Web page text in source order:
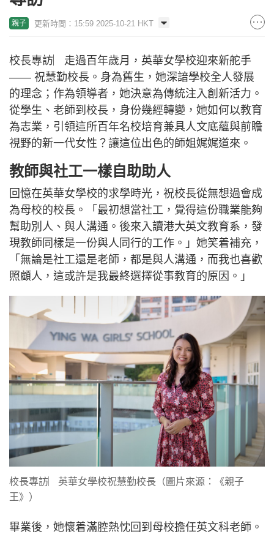
親子 更新時間：15:59 2025-10-21 HKT
校長專訪︳走過百年歲月，英華女學校迎來新舵手
—— 祝慧勤校長。身為舊生，她深諳學校全人發展
的理念；作為領導者，她決意為傳統注入創新活力。
從學生、老師到校長，身份幾經轉變，她如何以教育
為志業，引領這所百年名校培育兼具人文底蘊與前瞻
視野的新一代女性？讓這位出色的師姐娓娓道來。
教師與社工一樣自助助人
回憶在英華女學校的求學時光，祝校長從無想過會成
為母校的校長。「最初想當社工，覺得這份職業能夠
幫助別人、與人溝通。後來入讀港大英文教育系，發
現教師同樣是一份與人同行的工作。」她笑着補充，
「無論是社工還是老師，都是與人溝通，而我也喜歡
照顧人，這或許是我最終選擇從事教育的原因。」
校長專訪︳英華女學校祝慧勤校長（圖片來源：《親子
王》）
畢業後，她懷着滿腔熱忱回到母校擔任英文科老師。